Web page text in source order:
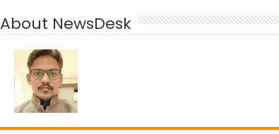
b
o
o
k
A a
About NewsDesk